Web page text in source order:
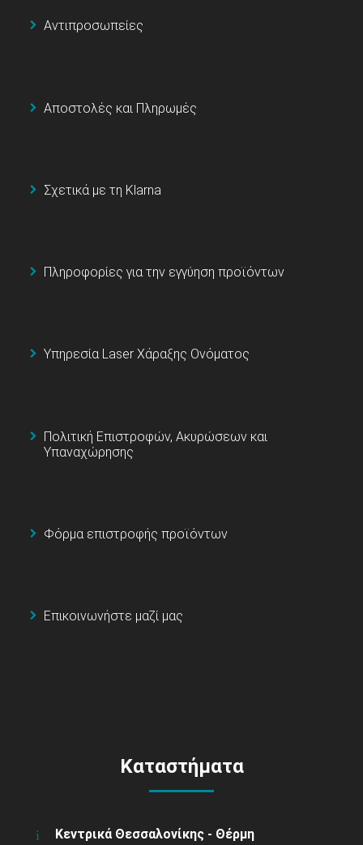
Αντιπροσωπείες
Αποστολές και Πληρωμές
Σχετικά με τη Klarna
Πληροφορίες για την εγγύηση προϊόντων
Υπηρεσία Laser Χάραξης Ονόματος
Πολιτική Επιστροφών, Ακυρώσεων και
Υπαναχώρησης
Φόρμα επιστροφής προϊόντων
Επικοινωνήστε μαζί μας
Καταστήματα
Κεντρικά Θεσσαλονίκης - Θέρμη